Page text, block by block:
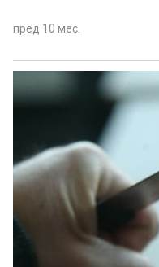
пред 10 мес.